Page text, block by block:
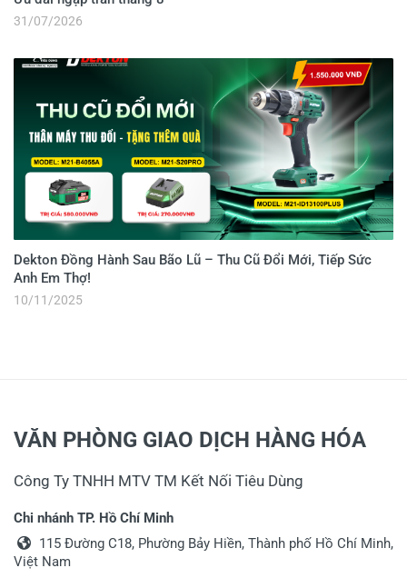
31/07/2026
Dekton Đồng Hành Sau Bão Lũ – Thu Cũ Đổi Mới, Tiếp Sức
Anh Em Thợ!
10/11/2025
VĂN PHÒNG GIAO DỊCH HÀNG HÓA
Công Ty TNHH MTV TM Kết Nối Tiêu Dùng
Chi nhánh TP. Hồ Chí Minh
115 Đường C18, Phường Bảy Hiền, Thành phố Hồ Chí Minh,
Việt Nam